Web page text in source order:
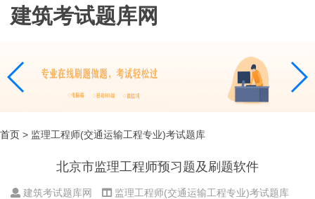
建筑考试题库网
首页 > 监理工程师(交通运输工程专业)考试题库
北京市监理工程师预习题及刷题软件
建筑考试题库网
监理工程师(交通运输工程专业)考试题库